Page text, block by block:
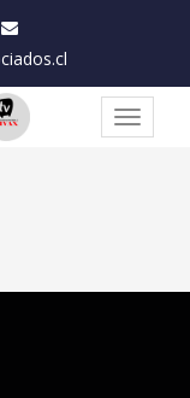
Toggle